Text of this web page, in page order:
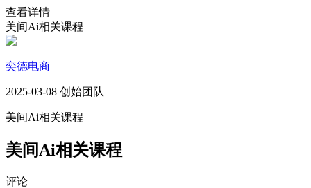
查看详情
美间Ai相关课程
奕德电商
2025-03-08 创始团队
美间Ai相关课程
美间Ai相关课程
评论